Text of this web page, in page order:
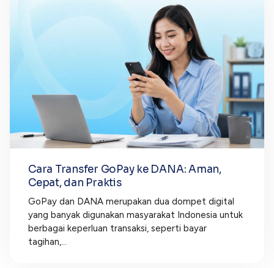
Cara Transfer GoPay ke DANA: Aman,
Cepat, dan Praktis
GoPay dan DANA merupakan dua dompet digital
yang banyak digunakan masyarakat Indonesia untuk
berbagai keperluan transaksi, seperti bayar
tagihan,...